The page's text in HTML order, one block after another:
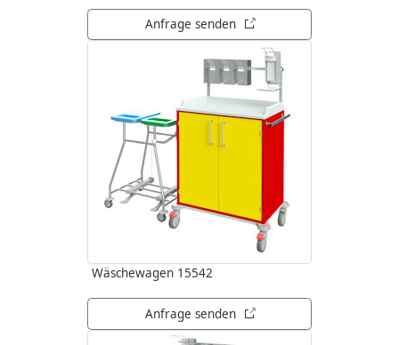
Anfrage senden öffnet in neuem Tab
Wäschewagen 15542
Anfrage senden öffnet in neuem Tab